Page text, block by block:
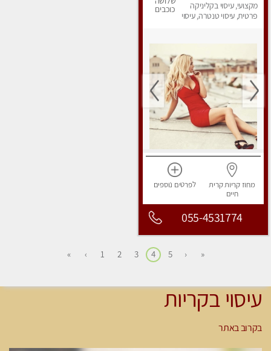
מקצועי, עיסוי בקליניקה
פרטית, עיסוי טנטרה, עיסוי
כוכבים
מחוז קריותקרית
חיים
לפרטים נוספים
055-4531774
«
‹
5
4
3
2
1
›
»
עיסוי בקריות
בקרוב באתר